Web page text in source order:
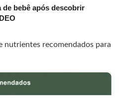
de bebê após descobrir
nutrientes recomendados para